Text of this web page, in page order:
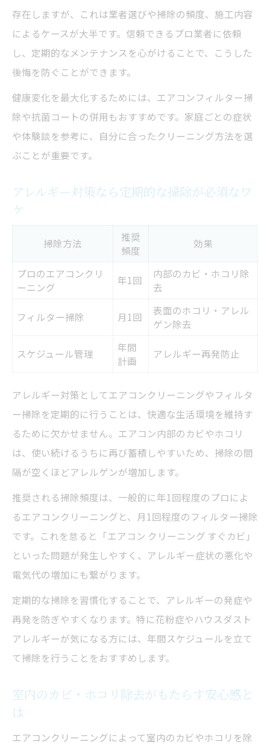
存在しますが、これは業者選びや掃除の頻度、施工内容
によるケースが大半です。信頼できるプロ業者に依頼
し、定期的なメンテナンスを心がけることで、こうした
後悔を防ぐことができます。
健康変化を最大化するためには、エアコンフィルター掃
除や抗菌コートの併用もおすすめです。家庭ごとの症状
や体験談を参考に、自分に合ったクリーニング方法を選
ぶことが重要です。
アレルギー対策なら定期的な掃除が必須なワ
ケ
掃除方法
推奨
頻度
効果
プロのエアコンクリ
ーニング
年1回
内部のカビ・ホコリ除
去
フィルター掃除 月1回
表面のホコリ・アレル
ゲン除去
スケジュール管理
年間
計画
アレルギー再発防止
アレルギー対策としてエアコンクリーニングやフィルタ
ー掃除を定期的に行うことは、快適な生活環境を維持す
るために欠かせません。エアコン内部のカビやホコリ
は、使い続けるうちに再び蓄積しやすいため、掃除の間
隔が空くほどアレルゲンが増加します。
推奨される掃除頻度は、一般的に年1回程度のプロによ
るエアコンクリーニングと、月1回程度のフィルター掃除
です。これを怠ると「エアコン クリーニング すぐカビ」
といった問題が発生しやすく、アレルギー症状の悪化や
電気代の増加にも繋がります。
定期的な掃除を習慣化することで、アレルギーの発症や
再発を防ぎやすくなります。特に花粉症やハウスダスト
アレルギーが気になる方には、年間スケジュールを立て
て掃除を行うことをおすすめします。
室内のカビ・ホコリ除去がもたらす安心感と
は
エアコンクリーニングによって室内のカビやホコリを除